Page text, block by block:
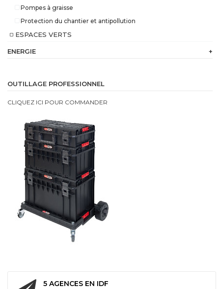
Pompes à graisse
Protection du chantier et antipollution
ESPACES VERTS
ENERGIE +
intégrée
Energie
OUTILLAGE PROFESSIONNEL
CLIQUEZ ICI POUR COMMANDER
5 AGENCES EN IDF